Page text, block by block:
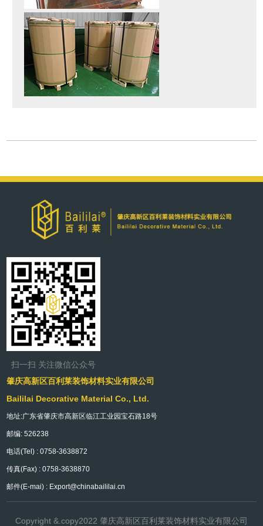
扫一扫 关注微信公众号
肇庆高新区百利莱装饰材料实业有限公司
Baililai Decorative Material Co., Ltd.
地址:广东省肇庆市高新区临江工业园宝石路18号
邮编: 526238
电话(Tel) : 0758-3638872
传真(Fax) : 0758-3638870
邮件(E-mai) : Export@chinabaililai.cn
Copyright &.copy2022 肇庆高新区百利莱装饰材料实业有限公司